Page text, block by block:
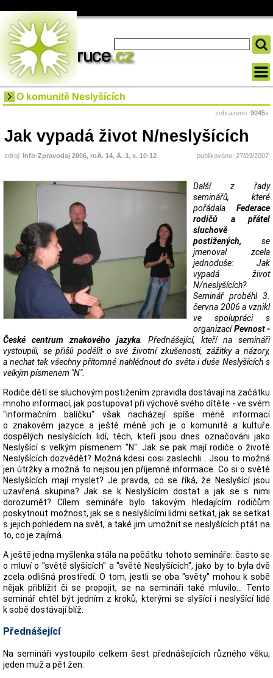
O komunitě Neslyšících
zobrazeno: 9045x
Jak vypadá život N/neslyšících
zdroj: Info-Zpravodaj 2006, roÄ. 14, Ä. 3, s. 10-12 publikováno: 27/03/2007
Další z řady
seminářů, které
pořádala Federace
rodičů a přátel
sluchově
postižených, se
jmenoval zcela
jednoduše: Jak
vypadá život
N/neslyšících?
Seminář proběhl 3.
června 2006 a vznikl
ve spolupráci s
organizacíPevnost -
České centrum znakového jazyka. Přednášející, kteří na semináři
vystoupili, se přišli podělit o své životní zkušenosti, zážitky a názory,
a nechat tak všechny přítomné nahlédnout do světa i duše Neslyšících s
velkým písmenem "N".
Rodiče dětí se sluchovým postižením zpravidla dostávají na začátku
mnoho informací, jak postupovat při výchově svého dítěte - ve svém
"informačním balíčku" však nacházejí spíše méně informací
o znakovém jazyce a ještě méně jich je o komunitě a kultuře
dospělých neslyšících lidí, těch, kteří jsou dnes označováni jako
Neslyšící s velkým písmenem "N". Jak se pak mají rodiče o životě
Neslyšících dozvědět? Možná kdesi cosi zaslechli... Jsou to možná
jen útržky a možná to nejsou jen příjemné informace. Co si o světě
Neslyšících mají myslet? Je pravda, co se říká, že Neslyšící jsou
uzavřená skupina? Jak se k Neslyšícím dostat a jak se s nimi
dorozumět? Cílem semináře bylo takovým hledajícím rodičům
poskytnout možnost, jak se s neslyšícími lidmi setkat, jak se setkat
s jejich pohledem na svět, a také jim umožnit se neslyšících ptát na
to, co je zajímá.
A ještě jedna myšlenka stála na počátku tohoto semináře: často se
o mluví o "světě slyšících" a "světě Neslyšících", jako by to byla dvě
zcela odlišná prostředí. O tom, jestli se oba "světy" mohou k sobě
nějak přiblížit či se propojit, se na semináři také mluvilo... Tento
seminář chtěl být jedním z kroků, kterými se slyšící i neslyšící lidé
k sobě dostávají blíž.
Přednášející
Na semináři vystoupilo celkem šest přednášejících různého věku,
jeden muž a pět žen: